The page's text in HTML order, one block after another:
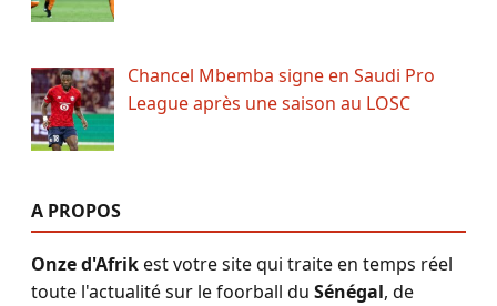
Chancel Mbemba signe en Saudi Pro
League après une saison au LOSC
A PROPOS
Onze d'Afrikest votre site qui traite en temps réel
toute l'actualité sur le foorball du Sénégal, de